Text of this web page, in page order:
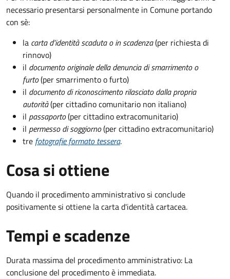
necessario presentarsi personalmente in Comune portando
con sè:
la carta d'identità scaduta o in scadenza(per richiesta di
rinnovo)
il documento originale della denuncia di smarrimento o
furto(per smarrimento o furto)
il documento di riconoscimento rilasciato dalla propria
autorità(per cittadino comunitario non italiano)
il passaporto(per cittadino extracomunitario)
il permesso di soggiorno(per cittadino extracomunitario)
tre fotografie formato tessera.
Cosa si ottiene
Quando il procedimento amministrativo si conclude
positivamente si ottiene la carta d'identità cartacea.
Tempi e scadenze
Durata massima del procedimento amministrativo: La
conclusione del procedimento è immediata.